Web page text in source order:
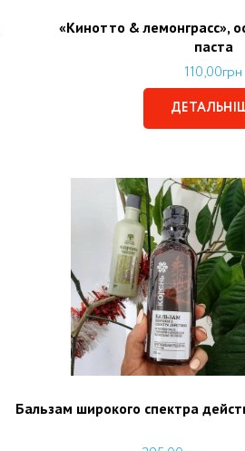
«Кинотто & лемонграсс»,
паста
110,00грн
Бальзам широкого спектра